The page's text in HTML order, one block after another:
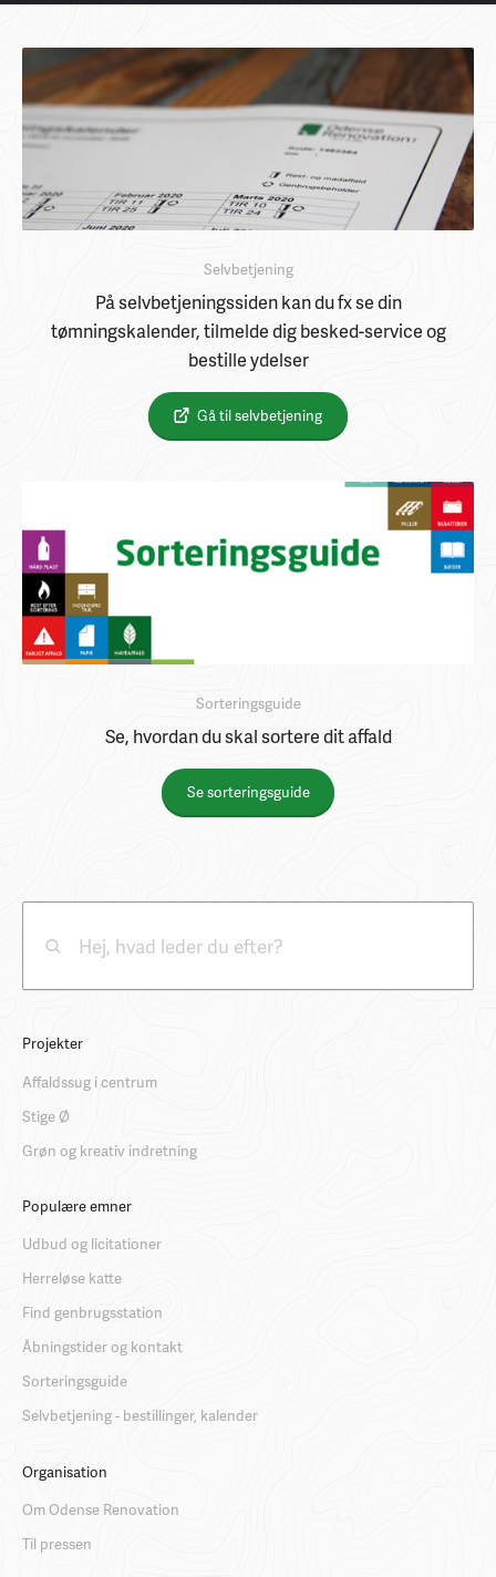
Selvbetjening
På selvbetjeningssiden kan du fx se din
tømningskalender, tilmelde dig besked-service og
bestille ydelser
Gå til selvbetjening
Sorteringsguide
Se, hvordan du skal sortere dit affald
Se sorteringsguide
Projekter
Affaldssug i centrum
Stige Ø
Grøn og kreativ indretning
Populære emner
Udbud og licitationer
Herreløse katte
Find genbrugsstation
Åbningstider og kontakt
Sorteringsguide
Selvbetjening - bestillinger, kalender
Organisation
Om Odense Renovation
Til pressen